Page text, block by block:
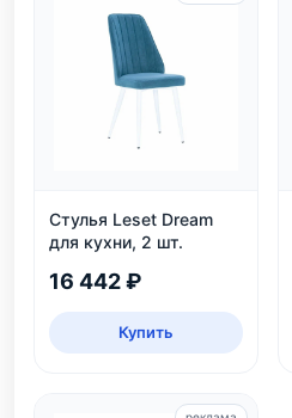
Стулья Leset Dream
для кухни, 2 шт.
16 442 ₽
Купить